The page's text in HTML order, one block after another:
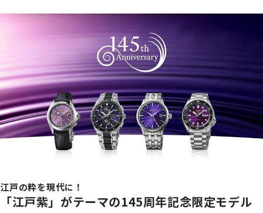
江戸の粋を現代に！
「江戸紫」がテーマの145周年記念限定モデル